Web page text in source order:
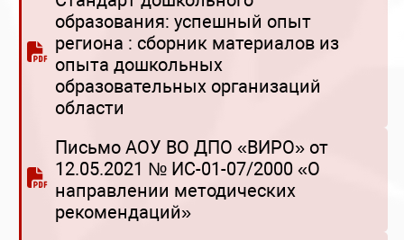
образования: успешный опыт
региона : сборник материалов из
опыта дошкольных
образовательных организаций
области
Письмо АОУ ВО ДПО «ВИРО» от
12.05.2021 № ИС-01-07/2000 «О
направлении методических
рекомендаций»